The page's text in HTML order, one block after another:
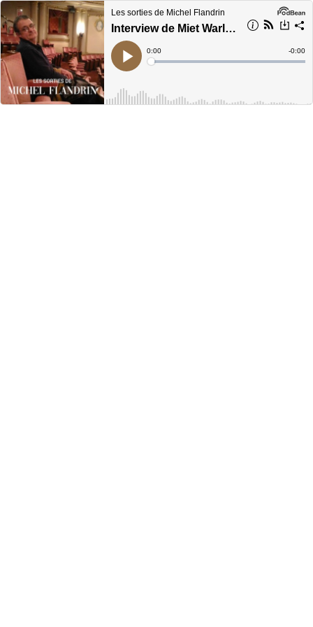
Les sorties de Michel Flandrin
Interview de Miet Warlop
Play
Current
Time
0:00
Loaded:
Time
-0:00